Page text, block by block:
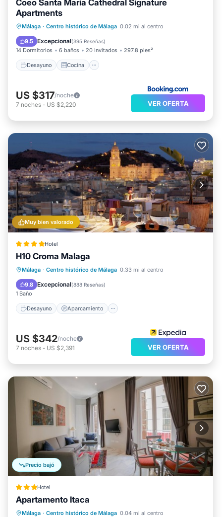
Coeo Santa Maria Cathedral Signature
Apartments
Málaga · Centro histórico de Málaga 0.02 mi al centro
9.5 Excepcional(395 Reseñas)
14 Dormitorios 6 baños 20 Invitados 297.8 pies²
Desayuno Cocina
Desayuno
Cocina
Aire acondicionado
US $317/noche
7 noches - US $2,220 VER OFERTA
Muy bien valorado
Hotel
H10 Croma Malaga
Málaga · Centro histórico de Málaga 0.33 mi al centro
9.8 Excepcional(888 Reseñas)
1 Baño
Desayuno Aparcamiento
Desayuno Aparcamiento
Piscina
Balcón/Terraza
US $342/noche
7 noches - US $2,391 VER OFERTA
Precio bajó
Hotel
Apartamento Itaca
Málaga · Centro histórico de Málaga 0.04 mi al centro
Balcón/Terraza
Cocina